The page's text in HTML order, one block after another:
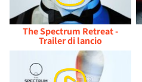
The Spectrum Retreat -
Trailer di lancio